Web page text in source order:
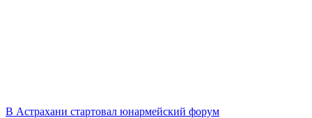
В Астрахани стартовал юнармейский форум